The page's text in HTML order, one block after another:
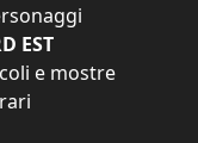
EST
e mostre